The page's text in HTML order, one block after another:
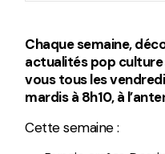
Chaque semaine,
actualités pop
vous tous les
mardis à 8h10, à
Cette semaine :